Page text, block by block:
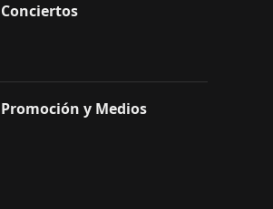
Conciertos
Promoción y Medios